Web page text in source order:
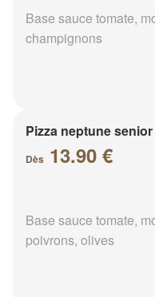
Base sauce tomate,
champignons
Pizza neptune senior
Dès 13.90 €
Base sauce tomate,
poivrons, olives